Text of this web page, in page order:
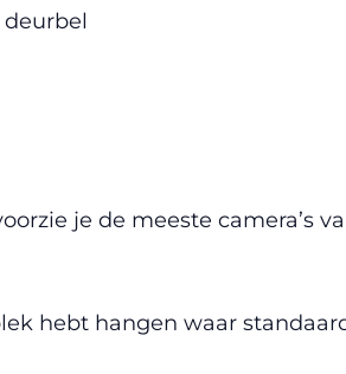
je de meeste camera’s
hebt hangen waar